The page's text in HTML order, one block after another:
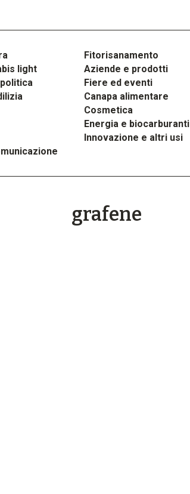
Fitorisanamento
light
Aziende e prodotti
Fiere ed eventi
Canapa alimentare
Cosmetica
Energia e biocarburanti
Innovazione e altri usi
grafene